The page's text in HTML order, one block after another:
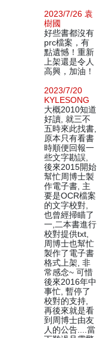
2023/7/26 袁
樹國
好些書都沒有
prc檔案，有
點遺憾！重新
上架還是令人
高興，加油！
2023/7/20
KYLESONG
大概2010知道
好讀, 就三不
五時來此找書,
原本只有看書
時順便回報一
些文字勘誤,
後來2015開始
幫忙周博士製
作電子書, 主
要是OCR檔案
的文字校對,
也曾經掃瞄了
一,二本書進行
校對提供txt,
周博士也幫忙
製作了電子書
格式上架, 非
常感念~ 可惜
後來2016年中
事忙, 暫停了
校對的支持,
再後來就是看
到周博士由友
人的公告....當